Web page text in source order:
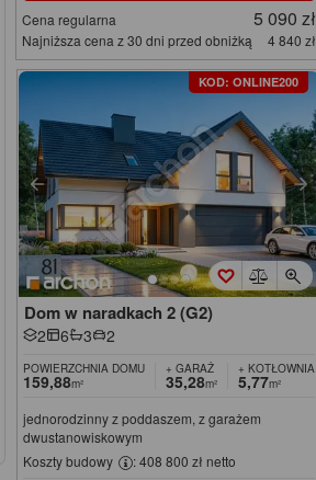
Cena regularna 5 090 zł
Najniższa cena z 30 dni przed obniżką 4 840 zł
KOD: ONLINE200
Dom w naradkach 2 (G2)
2 6 3 2
POWIERZCHNIA DOMU
159,88m²
+ GARAŻ
35,28m²
+ KOTŁOWNIA
5,77m²
jednorodzinny z poddaszem, z garażem
dwustanowiskowym
Koszty budowy
: 408 800 zł netto